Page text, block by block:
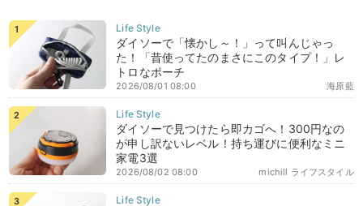
ダイソーで「懐かし～！」って叫んじゃっ
た！「昔使ってたのまさにこのタイプ！」レ
トロなポーチ
海原藍
2026/08/01 08:00
ダイソーで見つけたら即カゴへ！300円なの
が申し訳ないレベル！持ち運びに便利なミニ
家電3選
michill ライフスタイル
2026/08/02 08:00